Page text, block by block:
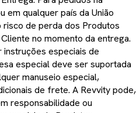
em qualquer país da União
risco de perda dos Produtos
no momento da entrega.
especiais de
especial deve ser suportada
manuseio especial,
de frete. A Revvity pode,
responsabilidade ou